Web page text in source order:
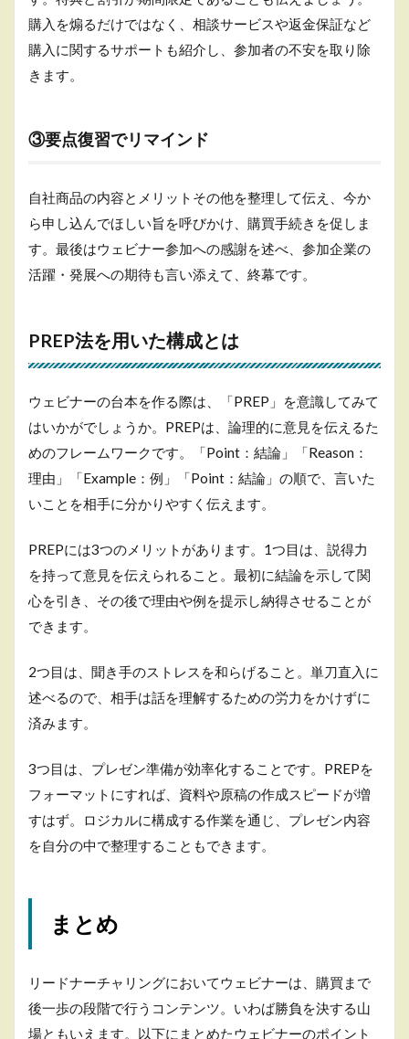
購入を煽るだけではなく、相談サービスや返金保証など
購入に関するサポートも紹介し、参加者の不安を取り除
きます。
③要点復習でリマインド
自社商品の内容とメリットその他を整理して伝え、今か
ら申し込んでほしい旨を呼びかけ、購買手続きを促しま
す。最後はウェビナー参加への感謝を述べ、参加企業の
活躍・発展への期待も言い添えて、終幕です。
PREP法を用いた構成とは
ウェビナーの台本を作る際は、「PREP」を意識してみて
はいかがでしょうか。PREPは、論理的に意見を伝えるた
めのフレームワークです。「Point：結論」「Reason：
理由」「Example：例」「Point：結論」の順で、言いた
いことを相手に分かりやすく伝えます。
PREPには3つのメリットがあります。1つ目は、説得力
を持って意見を伝えられること。最初に結論を示して関
心を引き、その後で理由や例を提示し納得させることが
できます。
2つ目は、聞き手のストレスを和らげること。単刀直入に
述べるので、相手は話を理解するための労力をかけずに
済みます。
3つ目は、プレゼン準備が効率化することです。PREPを
フォーマットにすれば、資料や原稿の作成スピードが増
すはず。ロジカルに構成する作業を通じ、プレゼン内容
を自分の中で整理することもできます。
まとめ
リードナーチャリングにおいてウェビナーは、購買まで
後一歩の段階で行うコンテンツ。いわば勝負を決する山
場ともいえます。以下にまとめたウェビナーのポイント